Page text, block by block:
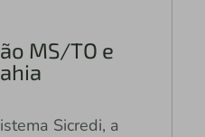
MS/TO e
Sicredi, a